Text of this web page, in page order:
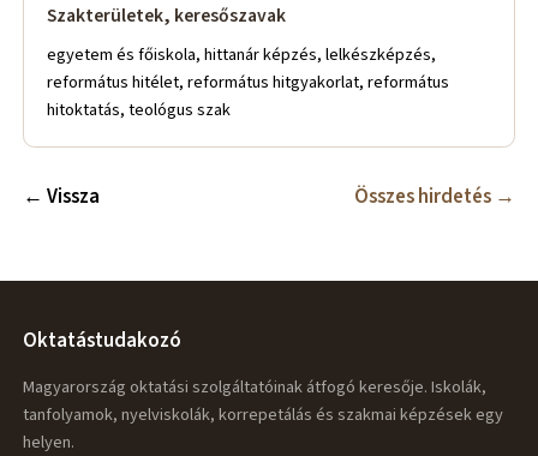
Szakterületek, keresőszavak
egyetem és főiskola, hittanár képzés, lelkészképzés,
református hitélet, református hitgyakorlat, református
hitoktatás, teológus szak
← Vissza Összes hirdetés →
Oktatástudakozó
Magyarország oktatási szolgáltatóinak átfogó keresője. Iskolák,
tanfolyamok, nyelviskolák, korrepetálás és szakmai képzések egy
helyen.